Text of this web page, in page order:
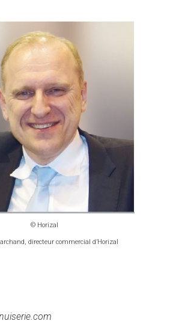
© Horizal
directeur commercial d’Horizal